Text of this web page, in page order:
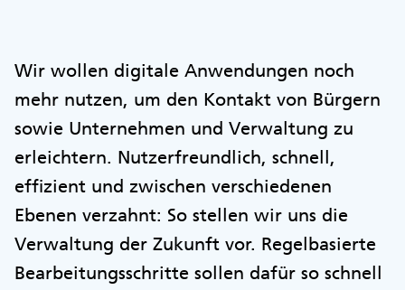
Wir wollen digitale Anwendungen noch
mehr nutzen, um den Kontakt von Bürgern
sowie Unternehmen und Verwaltung zu
erleichtern. Nutzerfreundlich, schnell,
effizient und zwischen verschiedenen
Ebenen verzahnt: So stellen wir uns die
Verwaltung der Zukunft vor. Regelbasierte
Bearbeitungsschritte sollen dafür so schnell